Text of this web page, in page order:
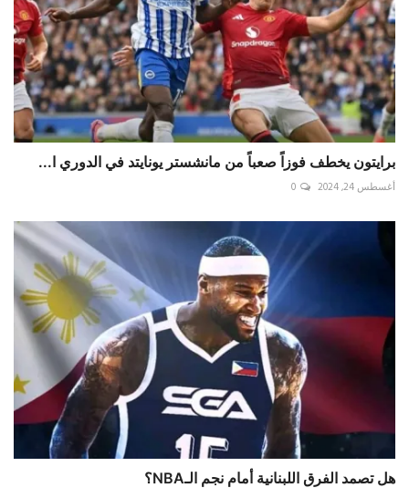
برايتون يخطف فوزاً صعباً من مانشستر يونايتد في الدوري ا...
أغسطس 24, 2024 0
هل تصمد الفرق اللبنانية أمام نجم الـNBA؟